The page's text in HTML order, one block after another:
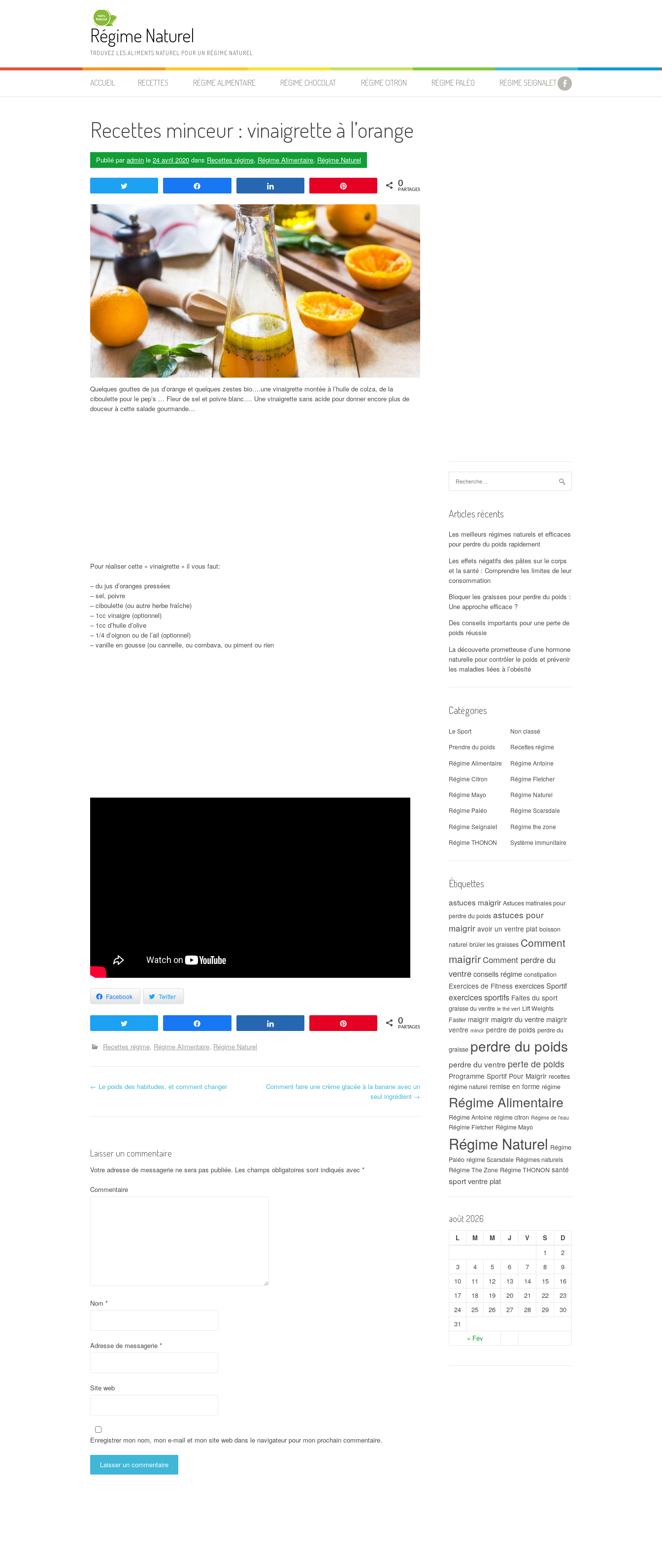
Régime Naturel
TROUVEZ LES ALIMENTS NATUREL POUR UN RÉGIME NATUREL
ACCUEIL RECETTES RÉGIME ALIMENTAIRE RÉGIME CHOCOLAT RÉGIME CITRON RÉGIME PALÉO RÉGIME SEIGNALET
Recettes minceur : vinaigrette à l’orange
Publié paradmin le 24 avril 2020 dans Recettes régime, Régime Alimentaire, Régime Naturel
0
PARTAGES
Quelques gouttes de jus d’orange et quelques zestes bio….une vinaigrette montée à l’huile de colza, de la
ciboulette pour le pep’s … Fleur de sel et poivre blanc…. Une vinaigrette sans acide pour donner encore plus de
douceur à cette salade gourmande…
Pour réaliser cette « vinaigrette » il vous faut:
– du jus d’oranges pressées
– sel, poivre
– ciboulette (ou autre herbe fraîche)
– 1cc vinaigre (optionnel)
– 1cc d’huile d’olive
– 1/4 d’oignon ou de l’ail (optionnel)
– vanille en gousse (ou cannelle, ou combava, ou piment ou rien
Facebook Twitter
0
PARTAGES
Recettes régime Régime Alimentaire Régime Naturel
Navigation d'article
← Le poids des habitudes, et comment changer
Comment faire une crème glacée à la banane avec un
seul ingrédient →
Laisser un commentaire
Votre adresse de messagerie ne sera pas publiée. Les champs obligatoires sont indiqués avec *
Commentaire
Nom *
Adresse de messagerie *
Site web
Enregistrer mon nom, mon e-mail et mon site web dans le navigateur pour mon prochain commentaire.
Articles récents
Les meilleurs régimes naturels et efficaces
pour perdre du poids rapidement
Les effets négatifs des pâtes sur le corps
et la santé : Comprendre les limites de leur
consommation
Bloquer les graisses pour perdre du poids :
Une approche efficace ?
Des conseils importants pour une perte de
poids réussie
La découverte prometteuse d’une hormone
naturelle pour contrôler le poids et prévenir
les maladies liées à l’obésité
Catégories
Le Sport
Non classé
Prendre du poids
Recettes régime
Régime Alimentaire
Régime Antoine
Régime Citron
Régime Fletcher
Régime Mayo
Régime Naturel
Régime Paléo
Régime Scarsdale
Régime Seignalet
Régime the zone
Régime THONON
Système immunitaire
Étiquettes
astuces maigrir Astuces matinales pour
perdre du poids astuces pour
maigrir avoir un ventre plat boisson
naturel brûler les graisses Comment
maigrirComment perdre du
ventreconseils régime constipation
Exercices de Fitness exercices Sportif
exercices sportifs Faites du sport
graisse du ventre le thé vert Lift Weights
Faster maigrir maigrir du ventre maigrir
ventre mincir perdre de poids perdre du
graisse perdre du poids
perdre du ventre perte de poids
Programme Sportif Pour Maigrir recettes
régime naturel remise en forme régime
Régime Alimentaire
Régime Antoine régime citron Régime de l’eau
Régime Fletcher Régime Mayo
Régime Naturel Régime
Paléo régime Scarsdale Régimes naturels
Régime The Zone Régime THONON santé
sportventre plat
août 2026
L M M J V S D
« Fév
1
2
3
4 5 6 7 8
9
10
11 12 13 14 15
16
17
18 19 20 21 22
23
24
25 26 27 28 29
30
31